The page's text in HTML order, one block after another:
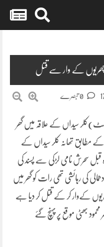
چھریوں کے وار سے قتل
سیداں کے علاقہ میں گھر
مطابق تھانہ کلر سیداں کے
قبل سحرش نامی لڑکی سے پسند کی
کی رہائشی تھی رات کو گھر میں
کےوار کر کے قتل کر دیا ہے
بھٹی موقع پر پہنچ گئے